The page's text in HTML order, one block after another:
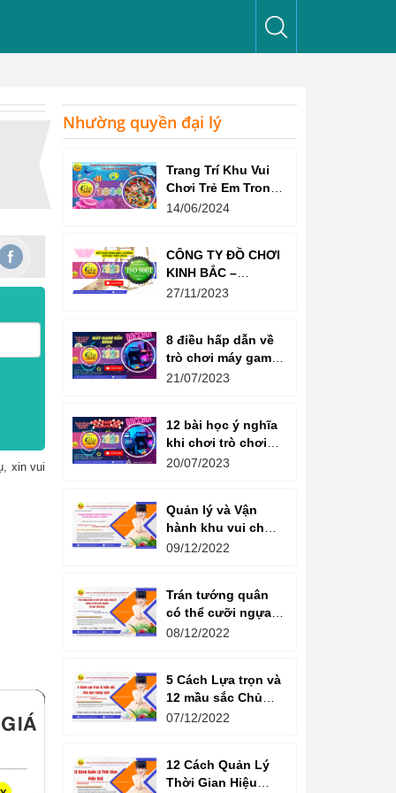
xin vui
Nhường quyền đại lý
Trang Trí Khu Vui
Chơi Trẻ Em Trong
Nhà Như Thế Nào
14/06/2024
CÔNG TY ĐỒ CHƠI
KINH BẮC –
CHỨNG CHỈ ISO
27/11/2023
8 điều hấp dẫn về
trò chơi máy game
bắn súng
21/07/2023
12 bài học ý nghĩa
khi chơi trò chơi
máy game đua xe
20/07/2023
Quản lý và Vận
hành khu vui chơi
giải trí -
amusement parks
09/12/2022
Trán tướng quân
có thể cưỡi ngựa,
Bụng tể tướng có
08/12/2022
5 Cách Lựa trọn và
12 mầu sắc Chủ
đạo Tương sinh
năng lượng
07/12/2022
12 Cách Quản Lý
Thời Gian Hiệu